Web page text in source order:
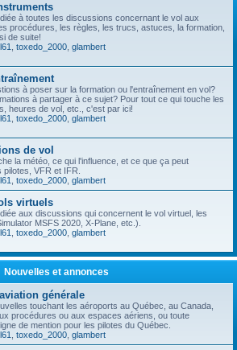
à toutes les discussions concernant le vol aux
procédures, les règles, les trucs, astuces, la formation,
de suite!
toxedo_2000 glambert
à poser sur la formation ou l'entraînement en vol?
à partager à ce sujet? Pour tout ce qui touche les
heures de vol, etc., c'est par ici!
toxedo_2000 glambert
de vol
la météo, ce qui l'influence, et ce que ça peut
VFR et IFR.
toxedo_2000 glambert
virtuels
aux discussions qui concernent le vol virtuel, les
MSFS 2020, X-Plane, etc.).
toxedo_2000 glambert
Nouvelles et annonces
générale
touchant les aéroports au Québec, au Canada,
procédures ou aux espaces aériens, ou toute
de mention pour les pilotes du Québec.
toxedo_2000 glambert